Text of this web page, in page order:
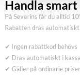
Handla
På Severins får du alltid
Rabatten dras
✔ Ingen rabattkod behövs
✔ Dras automatiskt i
✔ Gäller på ordinarie priser